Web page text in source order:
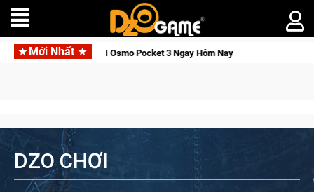
Mới Nhất
Săn DJI Osmo Pocket 3 Ngay Hôm Nay
DZO CHƠI